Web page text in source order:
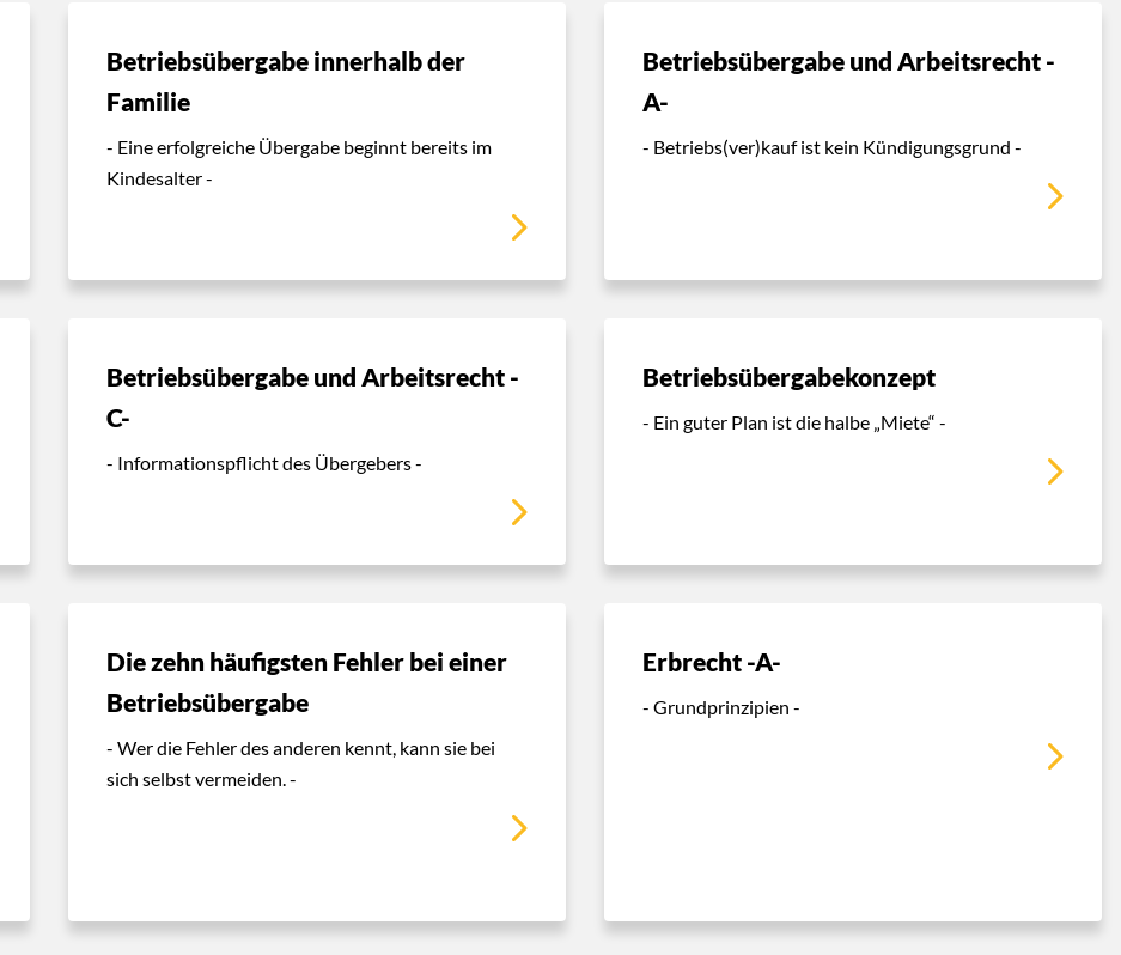
Betriebsübergabe innerhalb der
Familie
- Eine erfolgreiche Übergabe beginnt bereits im
Kindesalter -
Betriebsübergabe und Arbeitsrecht -
A-
- Betriebs(ver)kauf ist kein Kündigungsgrund -
Betriebsübergabe und Arbeitsrecht -
C-
- Informationspflicht des Übergebers -
Betriebsübergabekonzept
- Ein guter Plan ist die halbe „Miete“ -
Die zehn häufigsten Fehler bei einer
Betriebsübergabe
- Wer die Fehler des anderen kennt, kann sie bei
sich selbst vermeiden. -
Erbrecht -A-
- Grundprinzipien -